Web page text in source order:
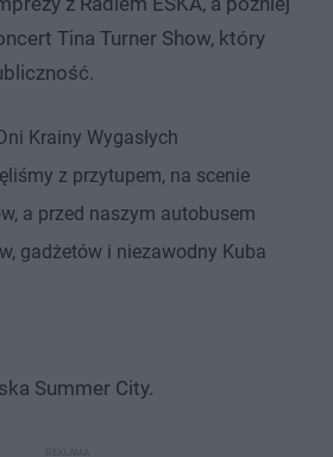
Tina Turner Show, który
Krainy Wygasłych
z przytupem, na scenie
a przed naszym autobusem
gadżetów i niezawodny Kuba
Summer City.